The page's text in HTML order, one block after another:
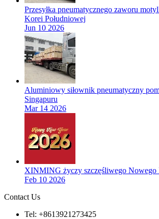
Przesyłka pneumatycznego zaworu
Korei Południowej
Jun 10 2026
Aluminiowy siłownik pneumatyczny
Singapuru
Mar 14 2026
XINMING życzy szczęśliwego Nowego
Feb 10 2026
Contact Us
Tel: +8613921273425